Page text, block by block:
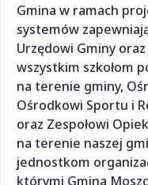
Gmina w ramach
systemów
Urzędowi Gminy
wszystkim szkołom
na terenie gminy,
Ośrodkowi Sportu i
oraz Zespołowi
na terenie naszej
jednostkom
którymi Gmina